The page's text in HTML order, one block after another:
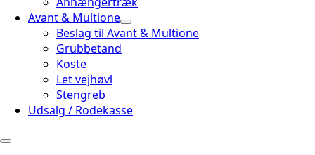
Avant & Multione
Beslag til Avant & Multione
Grubbetand
Koste
Let vejhøvl
Stengreb
Udsalg / Rodekasse